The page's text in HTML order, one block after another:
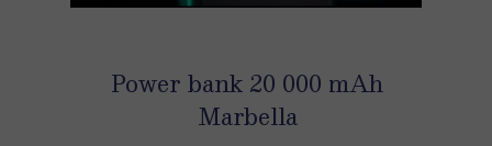
Power bank 20 000 mAh
Marbella